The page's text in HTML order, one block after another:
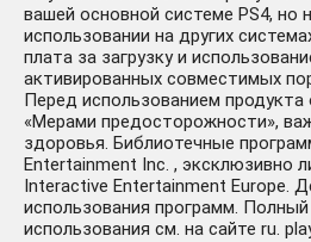
вашей основной системе PS4, но
использовании на других
плата за загрузку и
активированных совместимых
Перед использованием продукта
«Мерами предосторожности»,
здоровья. Библиотечные
Entertainment Inc. , эксклюзивно
Interactive Entertainment Europe.
использования программ.
использования см. на сайте ru.